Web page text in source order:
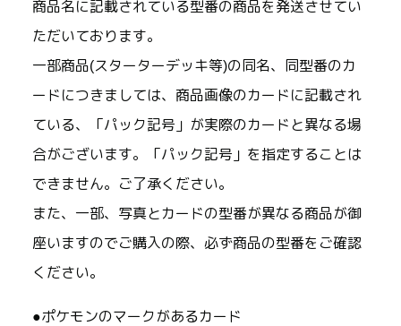
商品名に記載されている型番の商品を発送させてい
ただいております。
一部商品(スターターデッキ等)の同名、同型番のカ
ードにつきましては、商品画像のカードに記載され
ている、「パック記号」が実際のカードと異なる場
合がございます。「パック記号」を指定することは
できません。ご了承ください。
また、一部、写真とカードの型番が異なる商品が御
座いますのでご購入の際、必ず商品の型番をご確認
ください。
●ポケモンのマークがあるカード